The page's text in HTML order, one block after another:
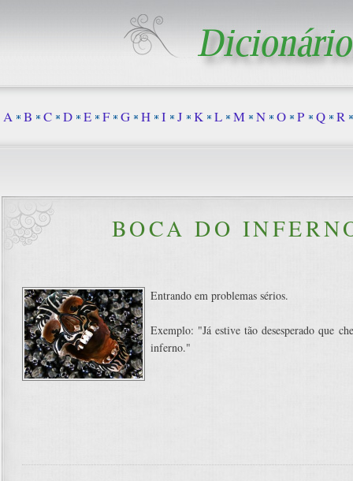
BOCA DO
Entrando em problemas sérios.
Exemplo: "Já estive tão desesperado que
inferno."
A B C D E F G H I J K L M N O P Q R